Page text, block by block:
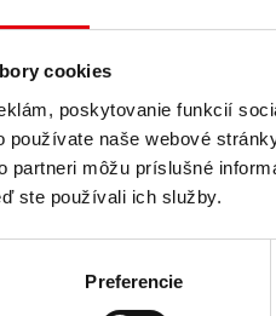
cookies
poskytovanie funkcií
používate naše webové
partneri môžu príslušné
ste používali ich služby.
Preferencie
stanovisko